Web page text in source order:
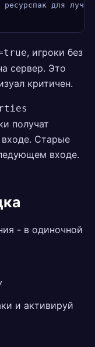
ресурспак для
, игроки без
сервер. Это
критичен.
получат
входе. Старые
входе.
- в одиночной
и активируй